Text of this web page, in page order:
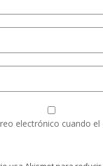
electrónico cuando